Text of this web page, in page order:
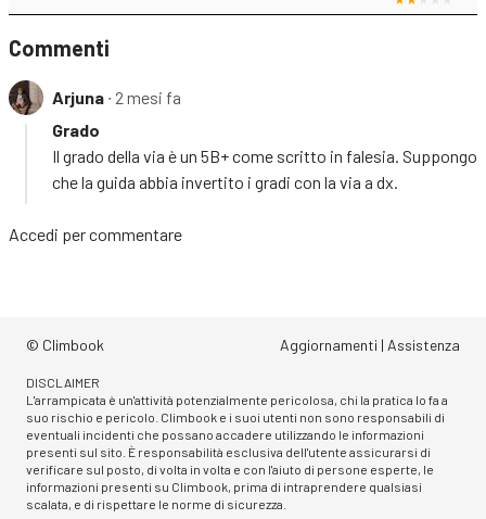
Commenti
Arjuna ∙ 2 mesi fa
Grado
Il grado della via è un 5B+ come scritto in falesia. Suppongo
che la guida abbia invertito i gradi con la via a dx.
Accedi per commentare
© Climbook Aggiornamenti | Assistenza
DISCLAIMER
L'arrampicata è un'attività potenzialmente pericolosa, chi la pratica lo fa a
suo rischio e pericolo. Climbook e i suoi utenti non sono responsabili di
eventuali incidenti che possano accadere utilizzando le informazioni
presenti sul sito. È responsabilità esclusiva dell'utente assicurarsi di
verificare sul posto, di volta in volta e con l'aiuto di persone esperte, le
informazioni presenti su Climbook, prima di intraprendere qualsiasi
scalata, e di rispettare le norme di sicurezza.